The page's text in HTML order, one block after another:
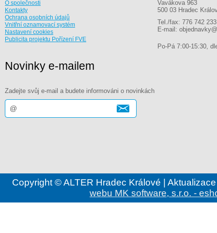
O společnosti
Kontakty
Ochrana osobních údajů
Vnitřní oznamovací systém
Nastavení cookies
Publicita projektu Pořízení FVE
Vavákova 963
500 03 Hradec
Tel./fax: 776 742 233
E-mail:
Po-Pá 7:00-15:30,
Novinky e-mailem
Zadejte svůj e-mail a budete informováni o novinkách
Copyright © ALTER Hradec Králové |
webu MK software, s.r.o. -